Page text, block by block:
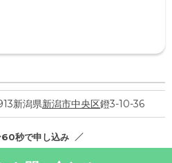
新潟県新潟市中央区鐙3-10-36
60秒で申し込み